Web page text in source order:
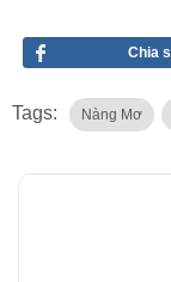
Chia
Tags: Nàng Mơ